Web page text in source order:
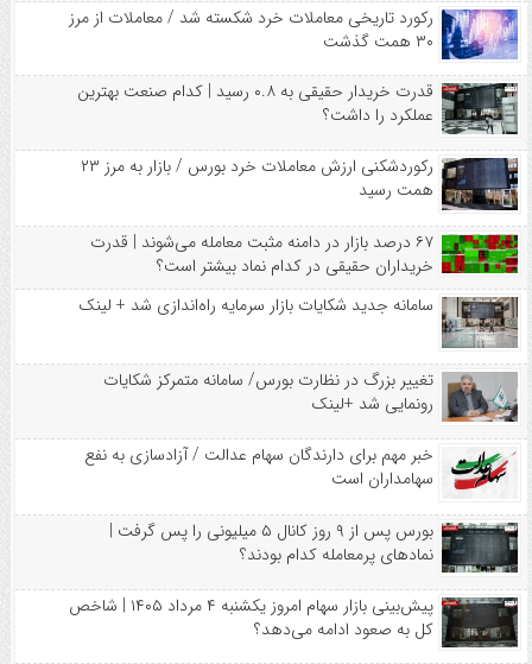
رکورد تاریخی معاملات خرد شکسته شد / معاملات از مرز
۳۰ همت گذشت
قدرت خریدار حقیقی به ۰.۸ رسید | کدام صنعت بهترین
عملکرد را داشت؟
رکوردشکنی ارزش معاملات خرد بورس / بازار به مرز ۲۳
همت رسید
۶۷ درصد بازار در دامنه مثبت معامله می‌شوند | قدرت
خریداران حقیقی در کدام نماد بیشتر است؟
سامانه جدید شکایات بازار سرمایه راه‌اندازی شد + لینک
تغییر بزرگ در نظارت بورس/ سامانه متمرکز شکایات
رونمایی شد +لینک
خبر مهم برای دارندگان سهام عدالت / آزادسازی به نفع
سهامداران است
بورس پس از ۹ روز کانال ۵ میلیونی را پس گرفت |
نمادهای پرمعامله کدام بودند؟
پیش‌بینی بازار سهام امروز یکشنبه ۴ مرداد ۱۴۰۵ | شاخص
کل به صعود ادامه می‌دهد؟